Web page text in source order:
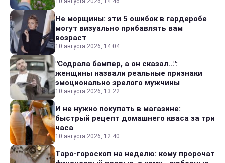
Не морщины: эти 5 ошибок в гардеробе
могут визуально прибавлять вам
возраст
10 августа 2026, 14:04
"Содрала бампер, а он сказал...":
женщины назвали реальные признаки
эмоционально зрелого мужчины
10 августа 2026, 13:22
И не нужно покупать в магазине:
быстрый рецепт домашнего кваса за три
часа
10 августа 2026, 12:40
Таро-гороскоп на неделю: кому пророчат